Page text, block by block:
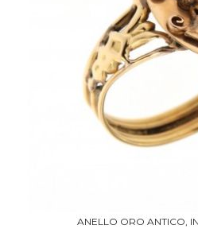
ANELLO ORO ANTICO,